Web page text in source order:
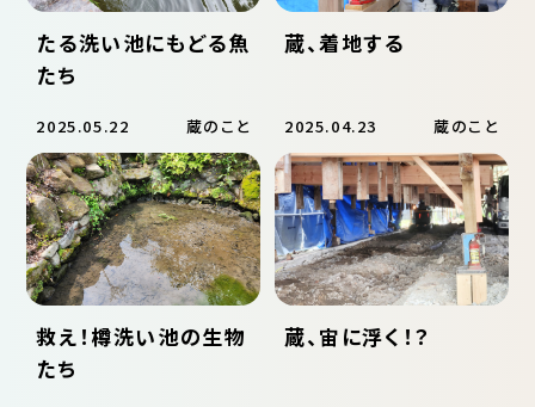
たる洗い池にもどる魚
たち
蔵、着地する
2025.05.22 蔵のこと
救え！樽洗い池の生物
たち
2025.04.23 蔵のこと
蔵、宙に浮く！？